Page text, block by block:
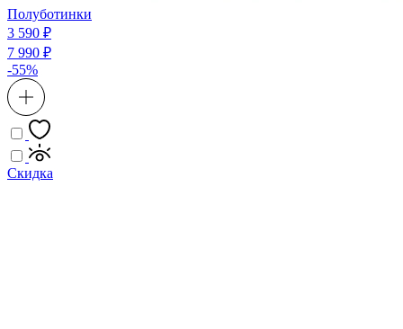
Полуботинки
3 590 ₽
7 990 ₽
-55%
Скидка